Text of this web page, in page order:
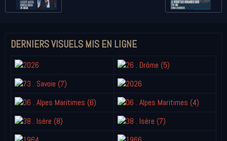
DERNIERS VISUELS MIS EN LIGNE